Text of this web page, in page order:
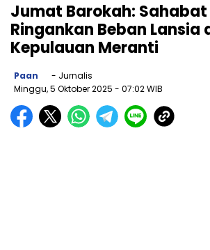
Jumat Barokah: Sahabat
Ringankan Beban Lansia
Kepulauan Meranti
Paan
- Jurnalis
Minggu, 5 Oktober 2025 - 07:02 WIB